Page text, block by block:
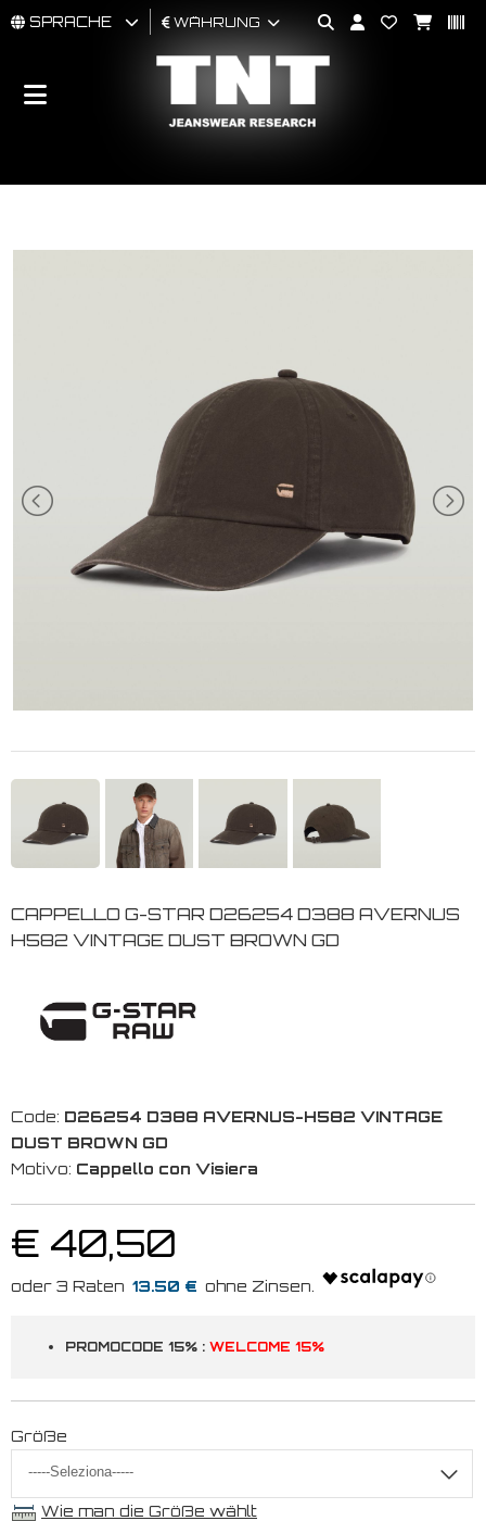
MÄNNER
BRAND
SPRACHE WÄHRUNG
CAPPELLO G-STAR D26254 D388 AVERNUS
H582 VINTAGE DUST BROWN GD
Code: D26254 D388 AVERNUS-H582 VINTAGE
DUST BROWN GD
Motivo: Cappello con Visiera
€ 40,50
13.50 €
PROMOCODE 15% : WELCOME 15%
Größe
Wie man die Größe wählt